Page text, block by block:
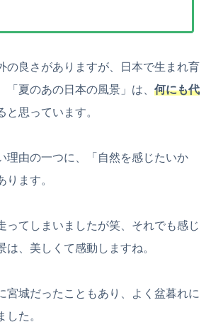
の良さがありますが、日本で生まれ育
「夏のあの日本の風景」は、 何にも代
と思っています。
理由の一つに、「自然を感じたいか
ります。
ってしまいましたが笑、それでも感じ
は、美しくて感動しますね。
宮城だったこともあり、よく盆暮れに
した。